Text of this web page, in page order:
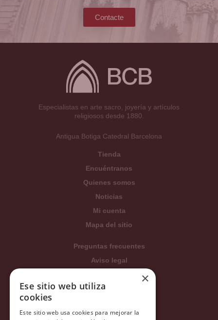
Contacte
Especialistas en arte sacro, joyería y artículos
religiosos desde 1880.
Antigua Botiga Catedral Barcelona
Tienda
Encuéntranos
Quienes somos
Noticias
Mi cuenta
Mapa del sitio
Preguntas frecuentes
Aviso legal
Condiciones generales
Política de privacidad
Política Integrada
×
Ese sitio web utiliza
cookies
Este sitio web usa cookies para mejorar la